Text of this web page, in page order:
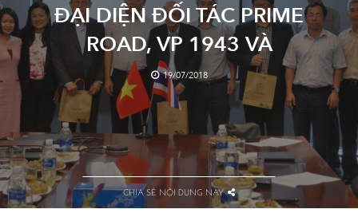
ĐẠI DIỆN ĐỐI TÁC PRIME
ROAD, VP 1943 VÀ
UNISANPOL TỚI THĂM VÀ LÀM
VIỆC TẠI TRỤ SỞ VNCC
19/07/2018
CHIA SẺ NỘI DUNG NÀY